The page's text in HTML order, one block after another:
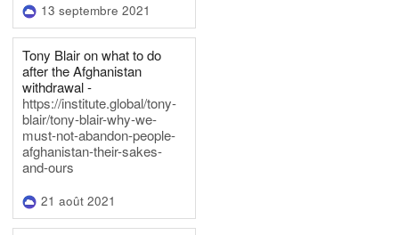
13 septembre 2021
Tony Blair on what to do
after the Afghanistan
withdrawal -
https://institute.global/tony-
blair/tony-blair-why-we-
must-not-abandon-people-
afghanistan-their-sakes-
and-ours
21 août 2021